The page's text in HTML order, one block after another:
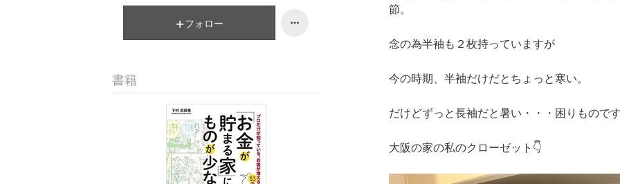
節。
念の為半袖も２枚持っていますが
今の時期、半袖だけだとちょっと寒い。
だけどずっと長袖だと暑い・・・困りもので
大阪の家の私のクローゼット👇
フォロー
書籍